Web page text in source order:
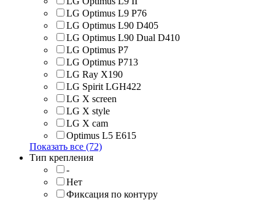
LG Optimus L9 P76
LG Optimus L90 D405
LG Optimus L90 Dual D410
LG Optimus P7
LG Optimus P713
LG Ray X190
LG Spirit LGH422
LG X screen
LG X style
LG Х cam
Optimus L5 E615
Показать все (72)
Тип крепления
-
Нет
Фиксация по контуру